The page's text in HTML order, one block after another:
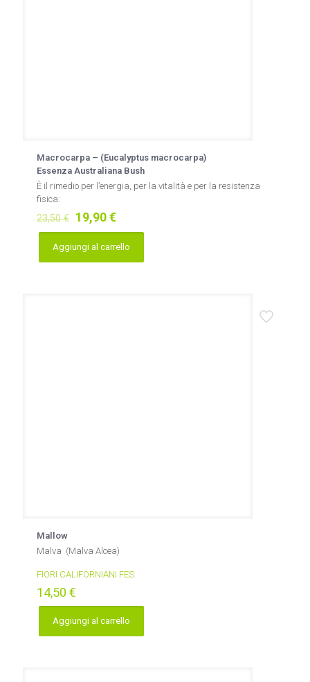
Macrocarpa – (Eucalyptus macrocarpa)
Essenza Australiana Bush
È il rimedio per l’energia, per la vitalità e per la resistenza
fisica:
23,50€ Il
prezzo
originale
era:
19,90€Il
prezzo
attuale
Aggiungi al carrello
Mallow
Malva (Malva Alcea)
FIORI CALIFORNIANI FES
14,50 €
Aggiungi al carrello